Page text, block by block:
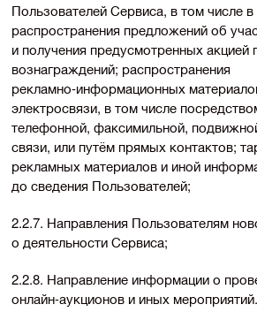
Пользователей Сервиса, в том числе в
распространения предложений об
и получения предусмотренных акцией
вознаграждений; распространения
рекламно-информационных
электросвязи, в том числе
телефонной, факсимильной,
связи, или путём прямых контактов;
рекламных материалов и иной
до сведения Пользователей;
2.2.7. Направления Пользователям
о деятельности Сервиса;
2.2.8. Направление информации о
онлайн-аукционов и иных мероприятий.